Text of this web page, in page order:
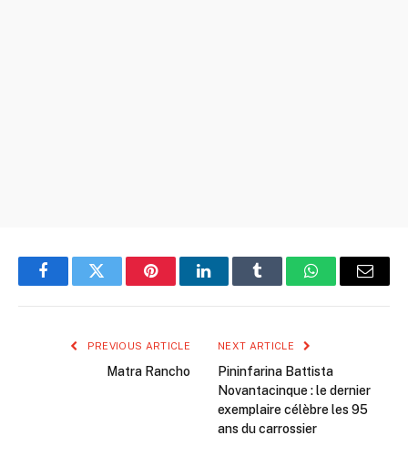
FacebookTwitter PinterestLinkedInTumblr WhatsAppEmail
PREVIOUS ARTICLE
Matra Rancho
NEXT ARTICLE
Pininfarina Battista
Novantacinque : le dernier
exemplaire célèbre les 95
ans du carrossier